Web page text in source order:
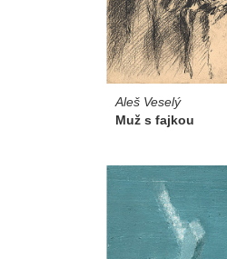
Aleš Veselý
Muž s fajkou